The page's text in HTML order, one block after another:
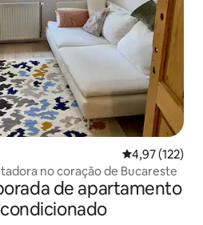
4,97 de uma
4,97 (122)
no coração de Bucareste
de apartamento